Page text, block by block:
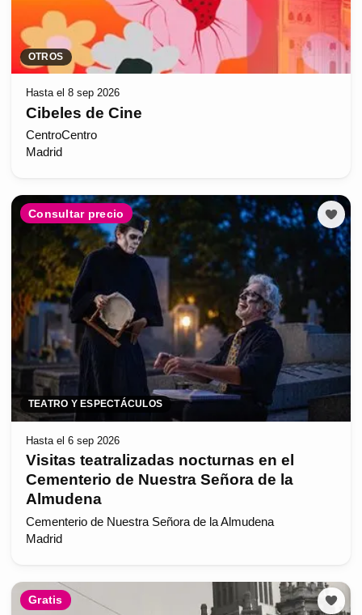
OTROS
Hasta el 8 sep 2026
Cibeles de Cine
CentroCentro
Madrid
Consultar precio
TEATRO Y ESPECTÁCULOS
Hasta el 6 sep 2026
Visitas teatralizadas nocturnas en el
Cementerio de Nuestra Señora de la
Almudena
Cementerio de Nuestra Señora de la Almudena
Madrid
Gratis